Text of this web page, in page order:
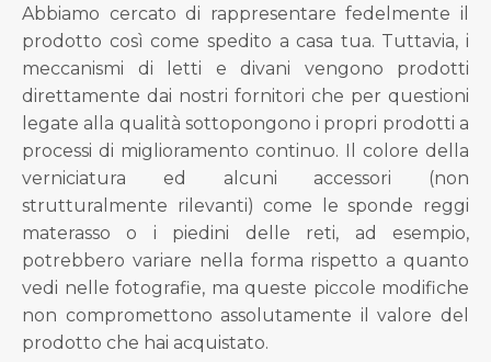
Abbiamo cercato di rappresentare fedelmente il
prodotto così come spedito a casa tua. Tuttavia, i
meccanismi di letti e divani vengono prodotti
direttamente dai nostri fornitori che per questioni
legate alla qualità sottopongono i propri prodotti a
processi di miglioramento continuo. Il colore della
verniciatura ed alcuni accessori (non
strutturalmente rilevanti) come le sponde reggi
materasso o i piedini delle reti, ad esempio,
potrebbero variare nella forma rispetto a quanto
vedi nelle fotografie, ma queste piccole modifiche
non compromettono assolutamente il valore del
prodotto che hai acquistato.